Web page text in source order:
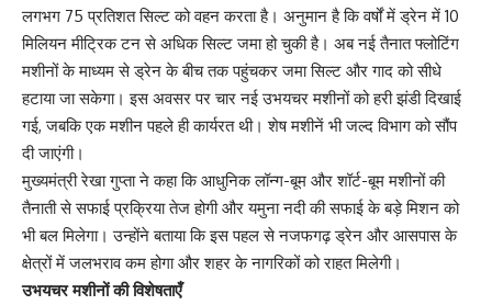
लगभग 75 प्रतिशत सिल्ट को वहन करता है। अनुमान है कि वर्षों में ड्रेन में 10
मिलियन मीट्रिक टन से अधिक सिल्ट जमा हो चुकी है। अब नई तैनात फ्लोटिंग
मशीनों के माध्यम से ड्रेन के बीच तक पहुंचकर जमा सिल्ट और गाद को सीधे
हटाया जा सकेगा। इस अवसर पर चार नई उभयचर मशीनों को हरी झंडी दिखाई
गई, जबकि एक मशीन पहले ही कार्यरत थी। शेष मशीनें भी जल्द विभाग को सौंप
दी जाएंगी।
मुख्यमंत्री रेखा गुप्ता ने कहा कि आधुनिक लॉन्ग-बूम और शॉर्ट-बूम मशीनों की
तैनाती से सफाई प्रक्रिया तेज होगी और यमुना नदी की सफाई के बड़े मिशन को
भी बल मिलेगा। उन्होंने बताया कि इस पहल से नजफगढ़ ड्रेन और आसपास के
क्षेत्रों में जलभराव कम होगा और शहर के नागरिकों को राहत मिलेगी।
उभयचर मशीनों की विशेषताएँ